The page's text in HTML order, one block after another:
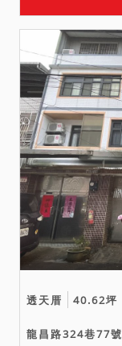
透天厝 40.62坪
龍昌路324巷77號